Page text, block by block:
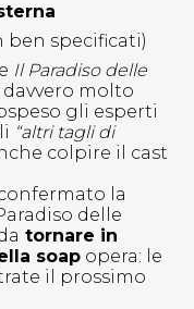
specificati)
Il Paradiso delle
molto
gli esperti
“altri tagli di
colpire il cast
la
delle
tornare in
soap opera: le
il prossimo